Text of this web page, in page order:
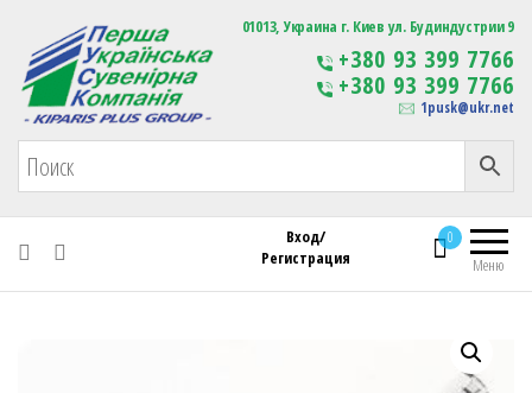
Первая Украинская Сувенирная Компания Изготовление
сувенирной продукции
с логотипом
01013, Украина г. Киев ул. Будиндустрии 9
+380 93 399 7766
+380 93 399 7766
1pusk@ukr.net
Меню
0
Вход/
Регистрация